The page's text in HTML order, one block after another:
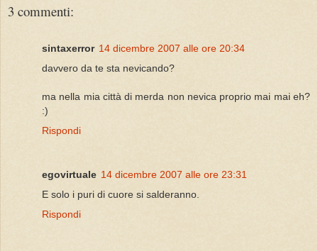
3 commenti:
sintaxerror 14 dicembre 2007 alle ore 20:34
davvero da te sta nevicando?
ma nella mia città di merda non nevica proprio mai mai eh?
:)
Rispondi
egovirtuale 14 dicembre 2007 alle ore 23:31
E solo i puri di cuore si salderanno.
Rispondi